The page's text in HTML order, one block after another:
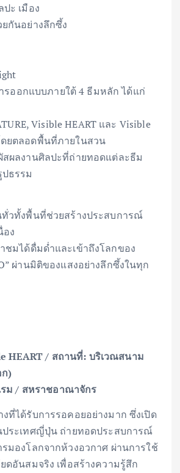
ะ เมือง
กันอย่างลึกซึ้ง
รออกแบบภายใต้ 4 ธีมหลัก ได้แก่
Visible HEART และ Visible
ดยตลอดพื้นที่ภายในสวน
สผลงานศิลปะที่ถ่ายทอดแต่ละธีม
ธรรม
ทั่วทั้งพื้นที่ช่วยสร้างประสบการณ์
อง
ชมได้ดื่มด่ำและเข้าถึงโลกของ
ผ่านมิติของแสงอย่างลึกซึ้งในทุก
HEART / สถานที่: บริเวณสนาม
)
ม / สหราชอาณาจักร
ที่ได้รับการรอคอยอย่างมาก ซึ่งเปิด
ประเทศญี่ปุ่น ถ่ายทอดประสบการณ์
มองโลกจากห้วงอวกาศ ผ่านการใช้
ดอันสมจริง เพื่อสร้างความรู้สึก